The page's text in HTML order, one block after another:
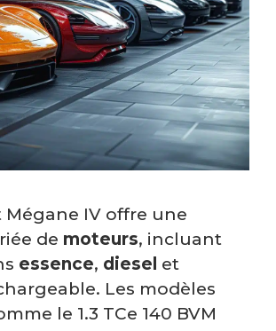
Mégane IV offre une
de moteurs, incluant
essence, diesel et
Les modèles
le 1.3 TCe 140 BVM